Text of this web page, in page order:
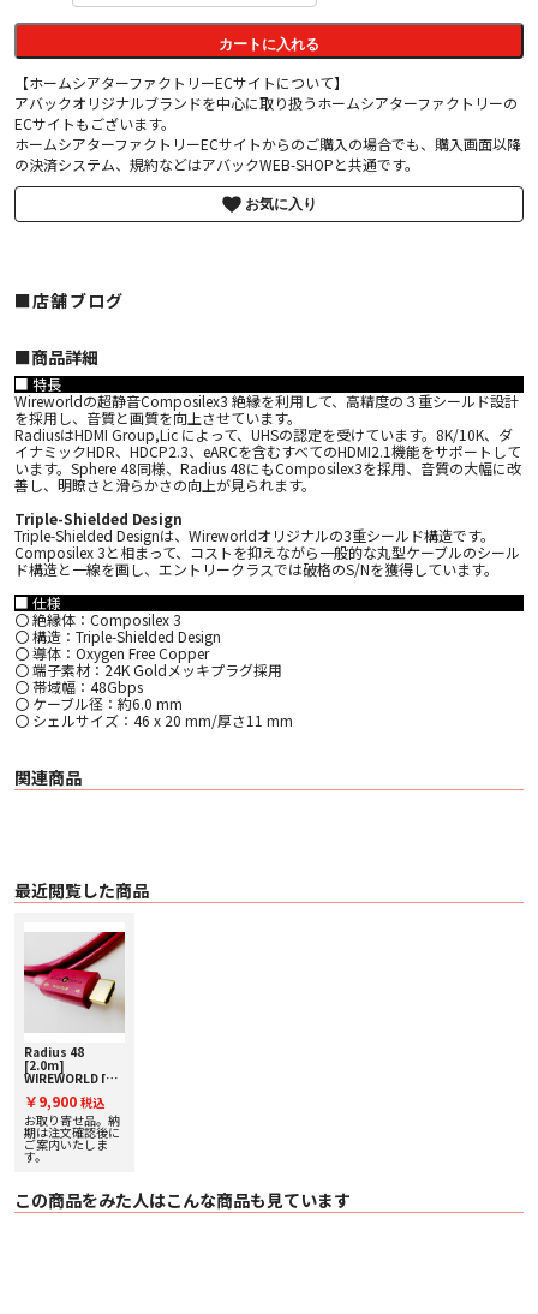
カートに入れる
【ホームシアターファクトリーECサイトについて】
アバックオリジナルブランドを中心に取り扱うホームシアターファクトリーの
ECサイトもございます。
ホームシアターファクトリーECサイトからのご購入の場合でも、購入画面以降
の決済システム、規約などはアバックWEB-SHOPと共通です。
お気に入り
■店舗ブログ
■︎商品詳細
■ 特長
Wireworldの超静音Composilex3 絶縁を利用して、高精度の３重シールド設計
を採用し、音質と画質を向上させています。
RadiusはHDMI Group,Lic によって、UHSの認定を受けています。8K/10K、ダ
イナミックHDR、HDCP2.3、eARCを含むすべてのHDMI2.1機能をサポートして
います。Sphere 48同様、Radius 48にもComposilex3を採用、音質の大幅に改
善し、明瞭さと滑らかさの向上が見られます。
Triple-Shielded Design
Triple-Shielded Designは、Wireworldオリジナルの3重シールド構造です。
Composilex 3と相まって、コストを抑えながら一般的な丸型ケーブルのシール
ド構造と一線を画し、エントリークラスでは破格のS/Nを獲得しています。
■ 仕様
〇 絶縁体：Composilex 3
〇 構造：Triple-Shielded Design
〇 導体：Oxygen Free Copper
〇 端子素材：24K Goldメッキプラグ採用
〇 帯域幅：48Gbps
〇 ケーブル径：約6.0 mm
〇 シェルサイズ：46 x 20 mm/厚さ11 mm
関連商品
最近閲覧した商品
Radius 48
[2.0m]
WIREWORLD [ワ
HDMIケーブル
[8K/48Gbps 対
応]
￥9,900 税込
お取り寄せ品。納
期は注文確認後に
ご案内いたしま
す。
この商品をみた人はこんな商品も見ています